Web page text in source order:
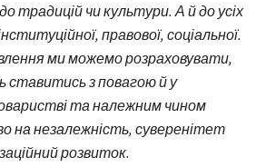
традицій чи культури. А й до усіх
правової, соціальної.
ми можемо розраховувати,
ставитись з повагою й у
та належним чином
на незалежність, суверенітет
розвиток.